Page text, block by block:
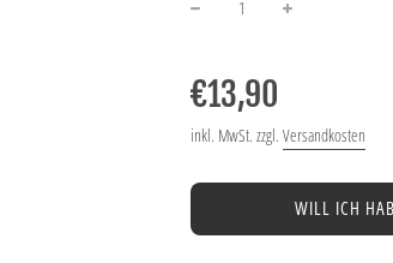
Preis
€13,90
inkl. MwSt. zzgl. Versandkosten
WILL ICH